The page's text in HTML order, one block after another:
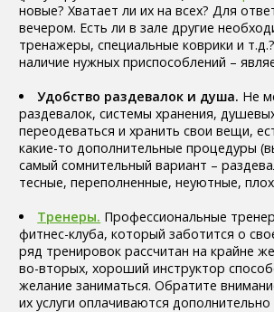
новые? Хватает ли их на всех? Для
вечером. Есть ли в зале другие
тренажеры, специальные коврики и
наличие нужных приспособлений –
Удобство раздевалок и душа. Не
раздевалок, системы хранения,
переодеваться и хранить свои вещи,
какие-то дополнительные процедуры
самый сомнительный вариант –
тесные, переполненные, неуютные,
Тренеры. Профессиональные
фитнес-клуба, который заботится о
ряд тренировок рассчитан на крайне
во-вторых, хороший инструктор
желание заниматься. Обратите
их услуги оплачиваются